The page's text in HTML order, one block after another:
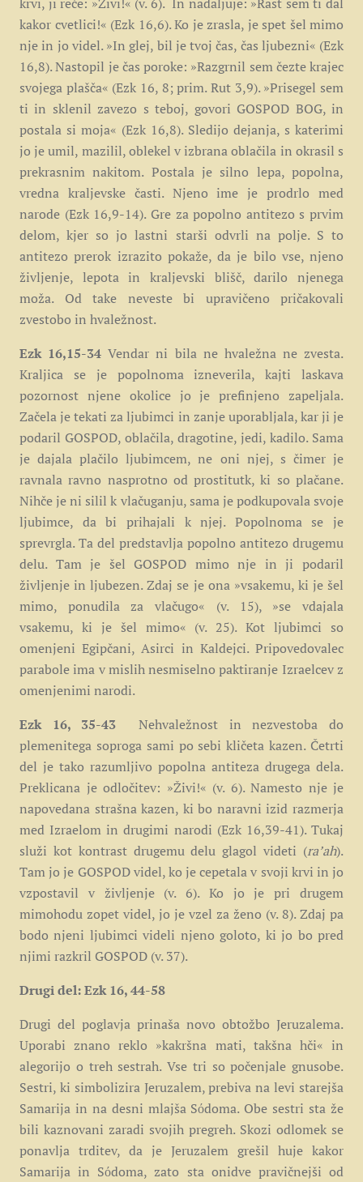
kakor cvetlici!« (Ezk 16,6). Ko je zrasla, je spet šel mimo
nje in jo videl. »In glej, bil je tvoj čas, čas ljubezni« (Ezk
16,8). Nastopil je čas poroke: »Razgrnil sem čezte krajec
svojega plašča« (Ezk 16, 8; prim. Rut 3,9). »Prisegel sem
ti in sklenil zavezo s teboj, govori GOSPOD BOG, in
postala si moja« (Ezk 16,8). Sledijo dejanja, s katerimi
jo je umil, mazilil, oblekel v izbrana oblačila in okrasil s
prekrasnim nakitom. Postala je silno lepa, popolna,
vredna kraljevske časti. Njeno ime je prodrlo med
narode (Ezk 16,9-14). Gre za popolno antitezo s prvim
delom, kjer so jo lastni starši odvrli na polje. S to
antitezo prerok izrazito pokaže, da je bilo vse, njeno
življenje, lepota in kraljevski blišč, darilo njenega
moža. Od take neveste bi upravičeno pričakovali
zvestobo in hvaležnost.
Ezk 16,15-34Vendar ni bila ne hvaležna ne zvesta.
Kraljica se je popolnoma izneverila, kajti laskava
pozornost njene okolice jo je prefinjeno zapeljala.
Začela je tekati za ljubimci in zanje uporabljala, kar ji je
podaril GOSPOD, oblačila, dragotine, jedi, kadilo. Sama
je dajala plačilo ljubimcem, ne oni njej, s čimer je
ravnala ravno nasprotno od prostitutk, ki so plačane.
Nihče je ni silil k vlačuganju, sama je podkupovala svoje
ljubimce, da bi prihajali k njej. Popolnoma se je
sprevrgla. Ta del predstavlja popolno antitezo drugemu
delu. Tam je šel GOSPOD mimo nje in ji podaril
življenje in ljubezen. Zdaj se je ona »vsakemu, ki je šel
mimo, ponudila za vlačugo« (v. 15), »se vdajala
vsakemu, ki je šel mimo« (v. 25). Kot ljubimci so
omenjeni Egipčani, Asirci in Kaldejci. Pripovedovalec
parabole ima v mislih nesmiselno paktiranje Izraelcev z
omenjenimi narodi.
Ezk 16, 35-43 Nehvaležnost in nezvestoba do
plemenitega soproga sami po sebi kličeta kazen. Četrti
del je tako razumljivo popolna antiteza drugega dela.
Preklicana je odločitev: »Živi!« (v. 6). Namesto nje je
napovedana strašna kazen, ki bo naravni izid razmerja
med Izraelom in drugimi narodi (Ezk 16,39-41). Tukaj
služi kot kontrast drugemu delu glagol videti (raʼah).
Tam jo je GOSPOD videl, ko je cepetala v svoji krvi in jo
vzpostavil v življenje (v. 6). Ko jo je pri drugem
mimohodu zopet videl, jo je vzel za ženo (v. 8). Zdaj pa
bodo njeni ljubimci videli njeno goloto, ki jo bo pred
njimi razkril GOSPOD (v. 37).
Drugi del: Ezk 16, 44-58
Drugi del poglavja prinaša novo obtožbo Jeruzalema.
Uporabi znano reklo »kakršna mati, takšna hči« in
alegorijo o treh sestrah. Vse tri so počenjale gnusobe.
Sestri, ki simbolizira Jeruzalem, prebiva na levi starejša
Samarija in na desni mlajša Sόdoma. Obe sestri sta že
bili kaznovani zaradi svojih pregreh. Skozi odlomek se
ponavlja trditev, da je Jeruzalem grešil huje kakor
Samarija in Sόdoma, zato sta onidve pravičnejši od